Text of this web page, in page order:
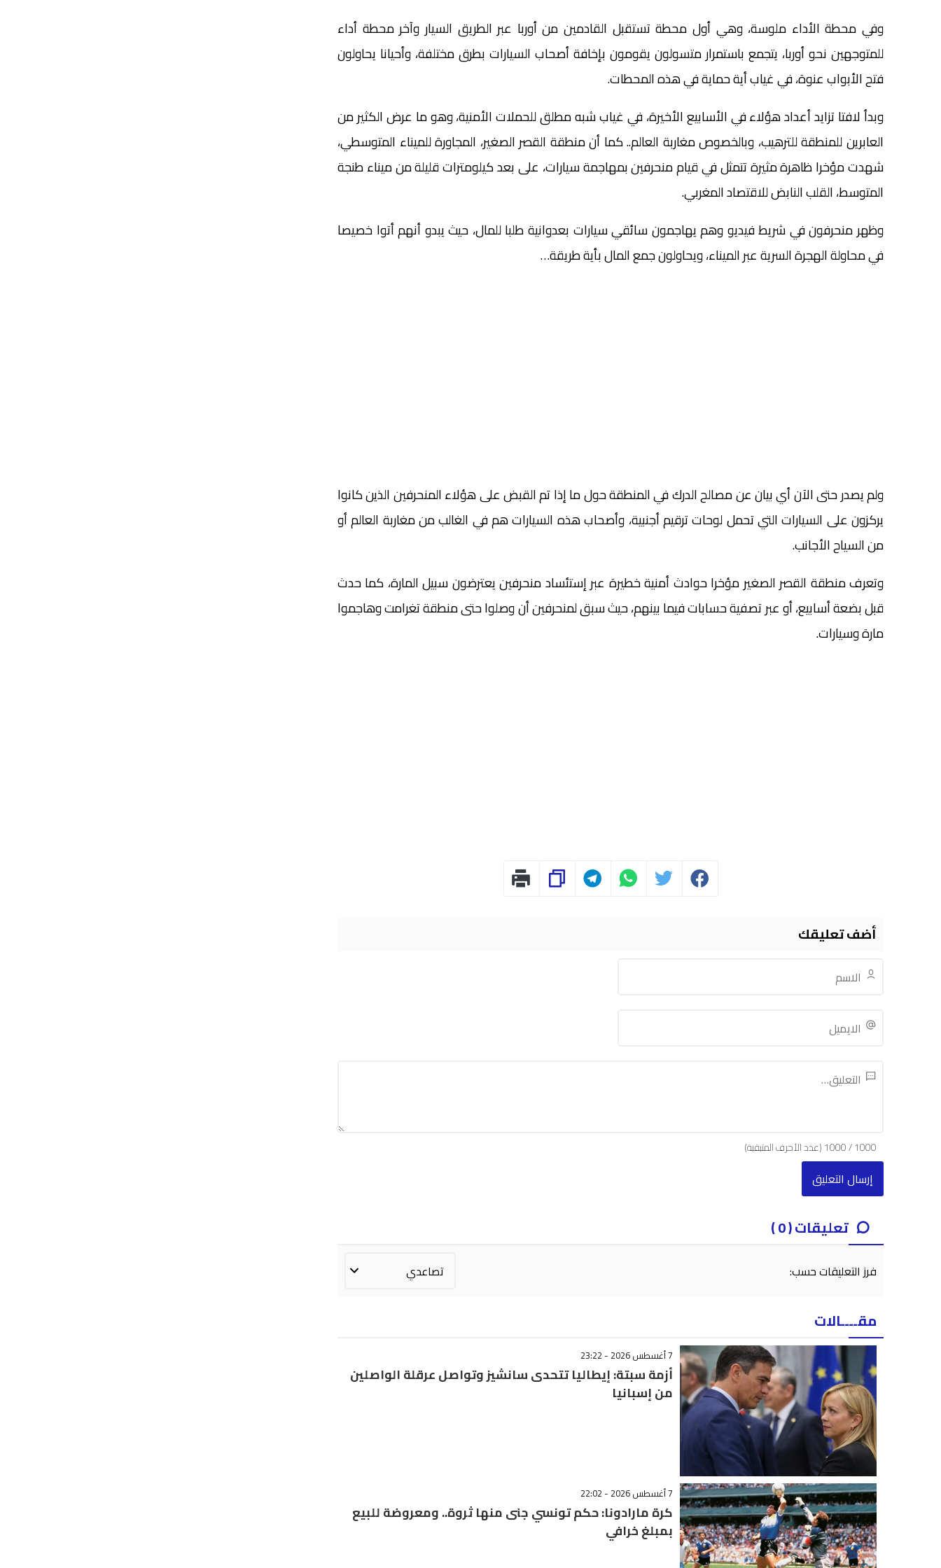
وفي محطة الأداء ملوسة، وهي أول محطة تستقبل القادمين من أوربا عبر الطريق السيار وآخر محطة أداء
للمتوجهين نحو أوربا، يتجمع باستمرار متسولون يقومون بإخافة أصحاب السيارات بطرق مختلفة، وأحيانا يحاولون
فتح الأبواب عنوة، في غياب أية حماية في هذه المحطات.
وبدأ لافتا تزايد أعداد هؤلاء في الأسابيع الأخيرة، في غياب شبه مطلق للحملات الأمنية، وهو ما عرض الكثير من
العابرين للمنطقة للترهيب، وبالخصوص مغاربة العالم.. كما أن منطقة القصر الصغير، المجاورة للميناء المتوسطي،
شهدت مؤخرا ظاهرة مثيرة تتمثل في قيام منحرفين بمهاجمة سيارات، على بعد كيلومترات قليلة من ميناء طنجة
المتوسط، القلب النابض للاقتصاد المغربي.
وظهر منحرفون في شريط فيديو وهم يهاجمون سائقي سيارات بعدوانية طلبا للمال، حيث يبدو أنهم أتوا خصيصا
في محاولة الهجرة السرية عبر الميناء، ويحاولون جمع المال بأية طريقة…
ولم يصدر حتى الآن أي بيان عن مصالح الدرك في المنطقة حول ما إذا تم القبض على هؤلاء المنحرفين الذين كانوا
يركزون على السيارات التي تحمل لوحات ترقيم أجنبية، وأصحاب هذه السيارات هم في الغالب من مغاربة العالم أو
من السياح الأجانب.
وتعرف منطقة القصر الصغير مؤخرا حوادث أمنية خطيرة عبر إستئساد منحرفين يعترضون سبيل المارة، كما حدث
قبل بضعة أسابيع، أو عبر تصفية حسابات فيما بينهم، حيث سبق لمنحرفين أن وصلوا حتى منطقة تغرامت وهاجموا
مارة وسيارات.
أضف تعليقك
1000
/
1000(عدد الأحرف المتبقية)
تعليقات ( 0 )
فرز التعليقات حسب:
مقــــالات
7 أغسطس 2026 - 23:22
أزمة سبتة: إيطاليا تتحدى سانشيز وتواصل عرقلة الواصلين
من إسبانيا
7 أغسطس 2026 - 22:02
كرة مارادونا: حكم تونسي جنى منها ثروة.. ومعروضة للبيع
بمبلغ خرافي